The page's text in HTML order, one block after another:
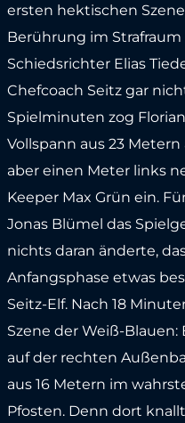
ersten hektischen
Berührung im
Schiedsrichter Elias
Chefcoach Seitz gar
Spielminuten zog
Vollspann aus 23
aber einen Meter links
Keeper Max Grün ein.
Jonas Blümel das
nichts daran änderte,
Anfangsphase etwas
Seitz-Elf. Nach 18
Szene der Weiß-
auf der rechten
aus 16 Metern im
Pfosten. Denn dort